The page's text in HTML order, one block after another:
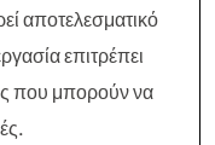
αποτελεσματικό
επιτρέπει
που μπορούν να